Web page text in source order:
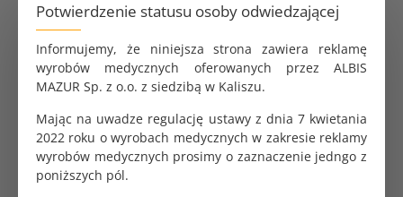
Potwierdzenie statusu osoby odwiedzającej
Informujemy, że niniejsza strona zawiera reklamę
wyrobów medycznych oferowanych przez ALBIS
MAZUR Sp. z o.o. z siedzibą w Kaliszu.
Mając na uwadze regulację ustawy z dnia 7 kwietania
2022 roku o wyrobach medycznych w zakresie reklamy
wyrobów medycznych prosimy o zaznaczenie jedngo z
poniższych pól.
Higiena: antyseptyczne właściwości silikonu
minimalizują ryzyko infekcji i ułatwiają
czyszczenie.
Trwałość: wysoka odporność na uszkodzenia
zapewnia długotrwałą funkcjonalność.
Certyfikaty i bezpieczeństwo
Pessar posiada certyfikat CE, spełniając najwyższe
standardy dla wyrobów medycznych, co gwarantuje
bezpieczeństwo i skuteczność.